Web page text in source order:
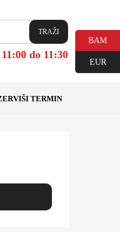
TRAŽI
do 11:30
TERMIN
BAM
EUR